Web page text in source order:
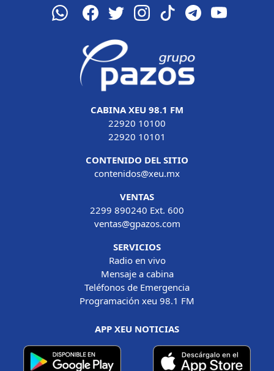
CABINA XEU 98.1 FM
22920 10100
22920 10101
CONTENIDO DEL SITIO
contenidos@xeu.mx
VENTAS
2299 890240 Ext. 600
ventas@gpazos.com
SERVICIOS
Radio en vivo
Mensaje a cabina
Teléfonos de Emergencia
Programación xeu 98.1 FM
APP XEU NOTICIAS